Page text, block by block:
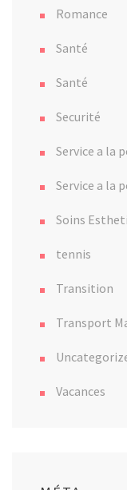
Romance
Santé
Santé
Securité
Service a la
Service a la
Soins
tennis
Transition
Transport
Vacances